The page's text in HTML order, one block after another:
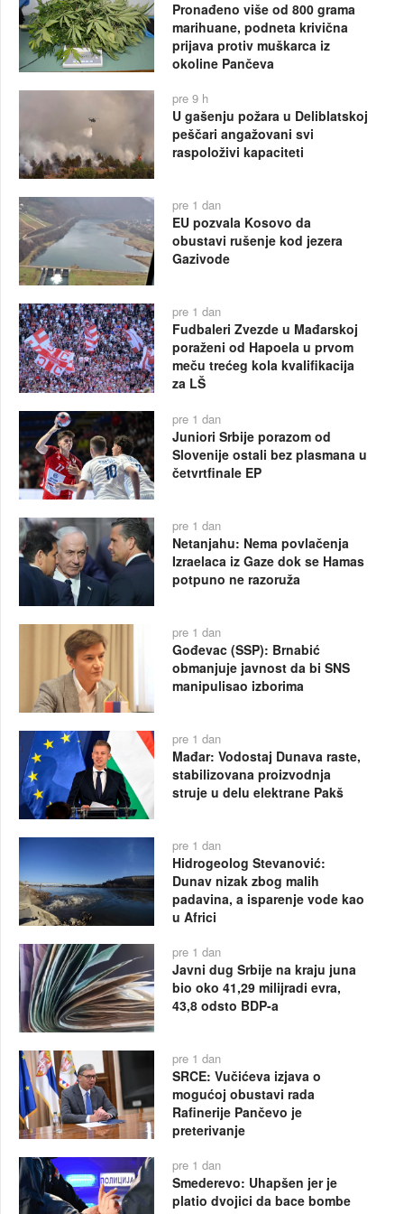
Pronađeno više od 800 grama
marihuane, podneta krivična
prijava protiv muškarca iz
okoline Pančeva
pre 9 h
U gašenju požara u Deliblatskoj
peščari angažovani svi
raspoloživi kapaciteti
pre 1 dan
EU pozvala Kosovo da
obustavi rušenje kod jezera
Gazivode
pre 1 dan
Fudbaleri Zvezde u Mađarskoj
poraženi od Hapoela u prvom
meču trećeg kola kvalifikacija
za LŠ
pre 1 dan
Juniori Srbije porazom od
Slovenije ostali bez plasmana u
četvrtfinale EP
pre 1 dan
Netanjahu: Nema povlačenja
Izraelaca iz Gaze dok se Hamas
potpuno ne razoruža
pre 1 dan
Gođevac (SSP): Brnabić
obmanjuje javnost da bi SNS
manipulisao izborima
pre 1 dan
Mađar: Vodostaj Dunava raste,
stabilizovana proizvodnja
struje u delu elektrane Pakš
pre 1 dan
Hidrogeolog Stevanović:
Dunav nizak zbog malih
padavina, a isparenje vode kao
u Africi
pre 1 dan
Javni dug Srbije na kraju juna
bio oko 41,29 milijradi evra,
43,8 odsto BDP-a
pre 1 dan
SRCE: Vučićeva izjava o
mogućoj obustavi rada
Rafinerije Pančevo je
preterivanje
pre 1 dan
Smederevo: Uhapšen jer je
platio dvojici da bace bombe